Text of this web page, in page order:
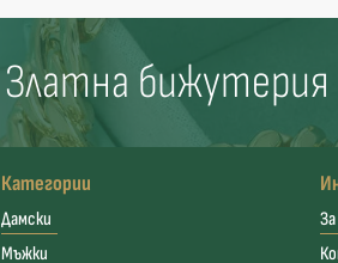
Златна бижутерия
Категории
Дамски
Мъжки